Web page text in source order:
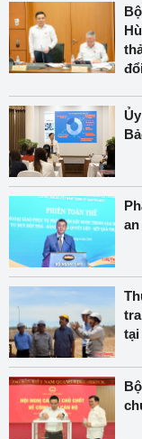
tại